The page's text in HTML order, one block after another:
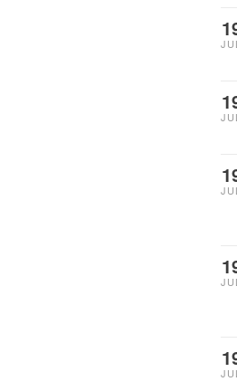
JUL
JUL
JUL
JUL
JUL